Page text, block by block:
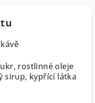
rostlinné oleje
sirup, kypřící látka